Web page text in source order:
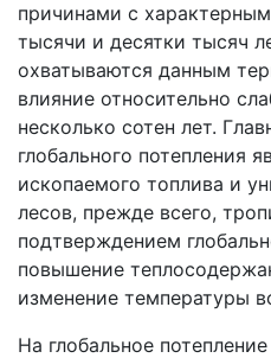
причинами с
тысячи и десятки тысяч
охватываются данным
влияние относительно
несколько сотен лет.
глобального потепления
ископаемого топлива и
лесов, прежде всего,
подтверждением
повышение
изменение температуры
На глобальное